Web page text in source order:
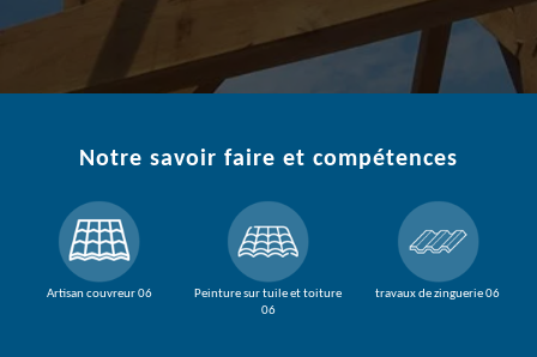
Notre savoir faire et compétences
Artisan couvreur 06
Peinture sur tuile et toiture
06
travaux de zinguerie 06